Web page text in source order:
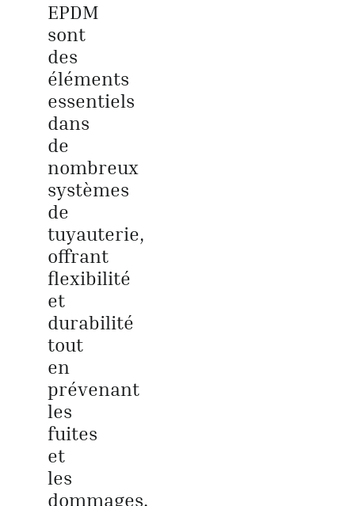
EPDM
sont
des
éléments
essentiels
dans
de
nombreux
systèmes
de
tuyauterie,
offrant
flexibilité
et
durabilité
tout
en
prévenant
les
fuites
et
les
dommages.